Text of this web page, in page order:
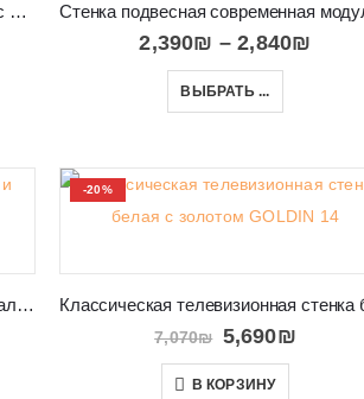
Стойка современная под телевизор с полками в салон ECO
2,390₪ –2,840₪
ВЫБРАТЬ ...
Стенка классическая модульная в салон и спальню Porto A
-20%
7,070₪ 5,690₪
В КОРЗИНУ